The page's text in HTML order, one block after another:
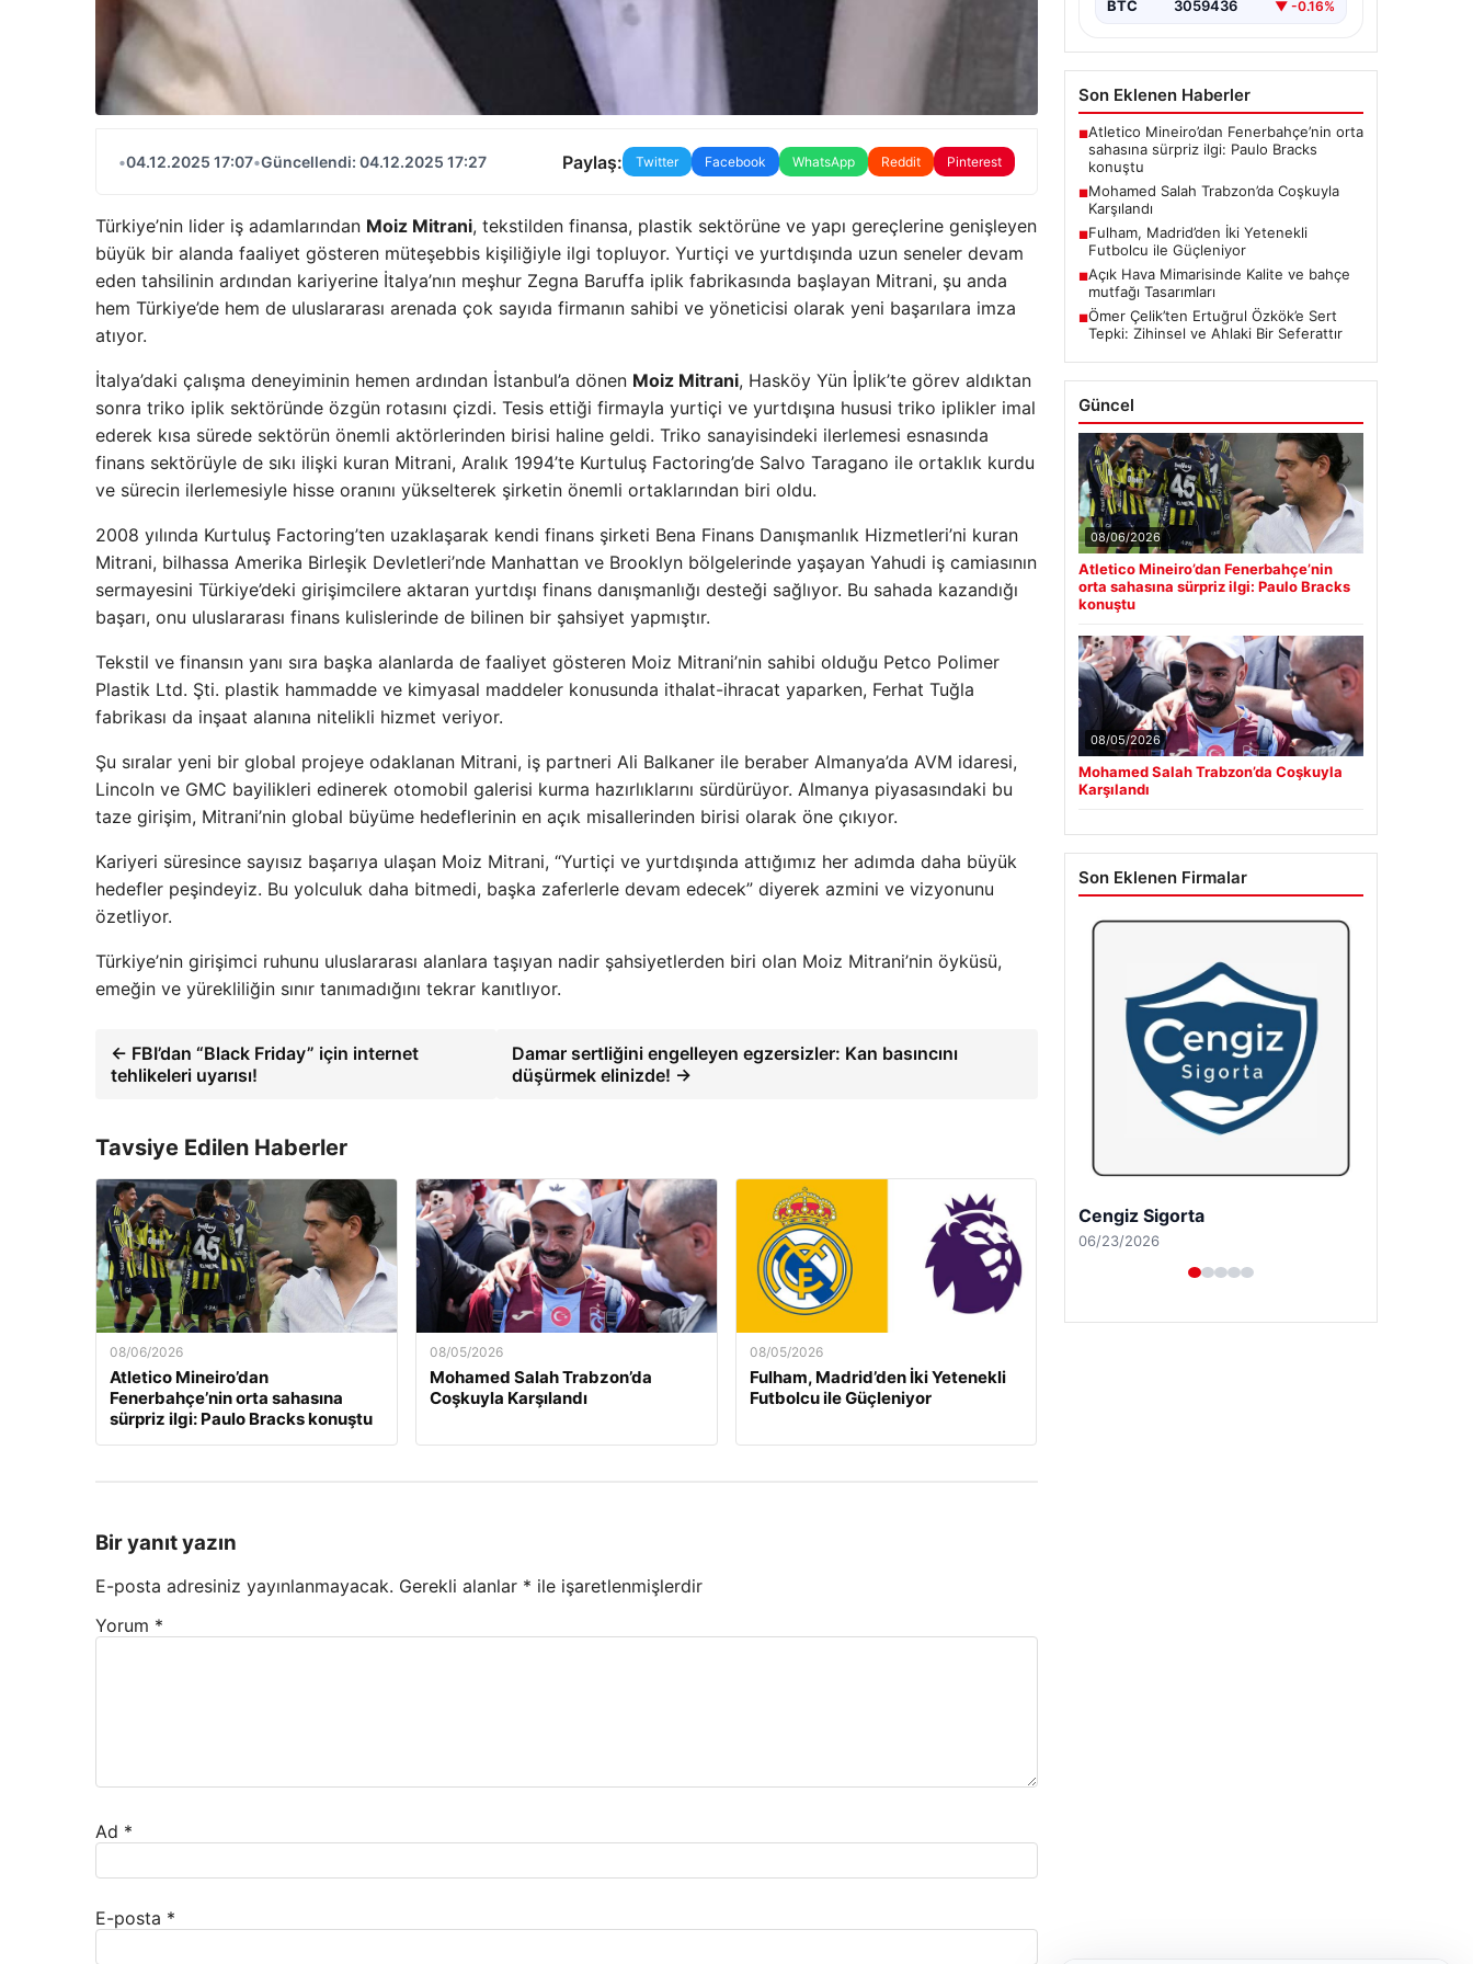
•04.12.2025 17:07•Güncellendi: 04.12.2025 17:27 Paylaş: Twitter Facebook WhatsApp Reddit Pinterest
Türkiye’nin lider iş adamlarından Moiz Mitrani, tekstilden finansa, plastik sektörüne ve yapı gereçlerine genişleyen
büyük bir alanda faaliyet gösteren müteşebbis kişiliğiyle ilgi topluyor. Yurtiçi ve yurtdışında uzun seneler devam
eden tahsilinin ardından kariyerine İtalya’nın meşhur Zegna Baruffa iplik fabrikasında başlayan Mitrani, şu anda
hem Türkiye’de hem de uluslararası arenada çok sayıda firmanın sahibi ve yöneticisi olarak yeni başarılara imza
atıyor.
İtalya’daki çalışma deneyiminin hemen ardından İstanbul’a dönen Moiz Mitrani, Hasköy Yün İplik’te görev aldıktan
sonra triko iplik sektöründe özgün rotasını çizdi. Tesis ettiği firmayla yurtiçi ve yurtdışına hususi triko iplikler imal
ederek kısa sürede sektörün önemli aktörlerinden birisi haline geldi. Triko sanayisindeki ilerlemesi esnasında
finans sektörüyle de sıkı ilişki kuran Mitrani, Aralık 1994’te Kurtuluş Factoring’de Salvo Taragano ile ortaklık kurdu
ve sürecin ilerlemesiyle hisse oranını yükselterek şirketin önemli ortaklarından biri oldu.
2008 yılında Kurtuluş Factoring’ten uzaklaşarak kendi finans şirketi Bena Finans Danışmanlık Hizmetleri’ni kuran
Mitrani, bilhassa Amerika Birleşik Devletleri’nde Manhattan ve Brooklyn bölgelerinde yaşayan Yahudi iş camiasının
sermayesini Türkiye’deki girişimcilere aktaran yurtdışı finans danışmanlığı desteği sağlıyor. Bu sahada kazandığı
başarı, onu uluslararası finans kulislerinde de bilinen bir şahsiyet yapmıştır.
Tekstil ve finansın yanı sıra başka alanlarda de faaliyet gösteren Moiz Mitrani’nin sahibi olduğu Petco Polimer
Plastik Ltd. Şti. plastik hammadde ve kimyasal maddeler konusunda ithalat-ihracat yaparken, Ferhat Tuğla
fabrikası da inşaat alanına nitelikli hizmet veriyor.
Şu sıralar yeni bir global projeye odaklanan Mitrani, iş partneri Ali Balkaner ile beraber Almanya’da AVM idaresi,
Lincoln ve GMC bayilikleri edinerek otomobil galerisi kurma hazırlıklarını sürdürüyor. Almanya piyasasındaki bu
taze girişim, Mitrani’nin global büyüme hedeflerinin en açık misallerinden birisi olarak öne çıkıyor.
Kariyeri süresince sayısız başarıya ulaşan Moiz Mitrani, “Yurtiçi ve yurtdışında attığımız her adımda daha büyük
hedefler peşindeyiz. Bu yolculuk daha bitmedi, başka zaferlerle devam edecek” diyerek azmini ve vizyonunu
özetliyor.
Türkiye’nin girişimci ruhunu uluslararası alanlara taşıyan nadir şahsiyetlerden biri olan Moiz Mitrani’nin öyküsü,
emeğin ve yürekliliğin sınır tanımadığını tekrar kanıtlıyor.
← FBI’dan “Black Friday” için internet
tehlikeleri uyarısı!
Damar sertliğini engelleyen egzersizler: Kan basıncını
düşürmek elinizde! →
Tavsiye Edilen Haberler
08/06/2026
Atletico Mineiro’dan
Fenerbahçe’nin orta sahasına
sürpriz ilgi: Paulo Bracks konuştu
08/05/2026
Mohamed Salah Trabzon’da
Coşkuyla Karşılandı
08/05/2026
Fulham, Madrid’den İki Yetenekli
Futbolcu ile Güçleniyor
Bir yanıt yazın
E-posta adresiniz yayınlanmayacak. Gerekli alanlar * ile işaretlenmişlerdir
Yorum *
Ad *
E-posta *
BTC 3059436 ▼ -0.16%
Son Eklenen Haberler
■Atletico Mineiro’dan Fenerbahçe’nin orta
sahasına sürpriz ilgi: Paulo Bracks
konuştu
■Mohamed Salah Trabzon’da Coşkuyla
Karşılandı
■Fulham, Madrid’den İki Yetenekli
Futbolcu ile Güçleniyor
■Açık Hava Mimarisinde Kalite ve bahçe
mutfağı Tasarımları
■Ömer Çelik’ten Ertuğrul Özkök’e Sert
Tepki: Zihinsel ve Ahlaki Bir Seferattır
Güncel
08/06/2026
Atletico Mineiro’dan Fenerbahçe’nin
orta sahasına sürpriz ilgi: Paulo Bracks
konuştu
08/05/2026
Mohamed Salah Trabzon’da Coşkuyla
Karşılandı
Son Eklenen Firmalar
Hastaş Beton
05/26/2026